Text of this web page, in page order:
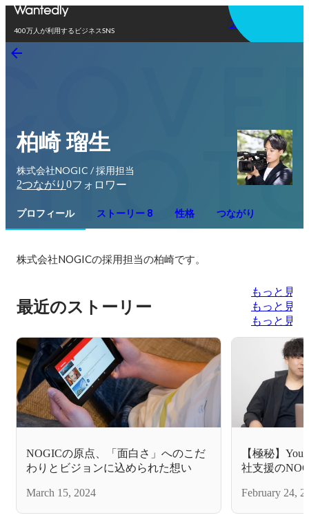
400万人が利用するビジネスSNS
アプリを使う
柏崎 瑠生
株式会社NOGIC / 採用担当
2つながり 0フォロワー
プロフィール ストーリー 8 性格 つながり
株式会社NOGICの採用担当の柏崎です。
最近のストーリー
もっと見る
もっと見る
もっと見る
NOGICの原点、「面白さ」へのこだ
わりとビジョンに込められた想い
March 15, 2024
【極秘】
社支援の
の理由とは。
February 24,